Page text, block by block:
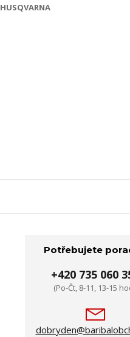
HUSQVARNA
Potřebujete
+420 735 060
(Po-Čt, 8-11, 13-15